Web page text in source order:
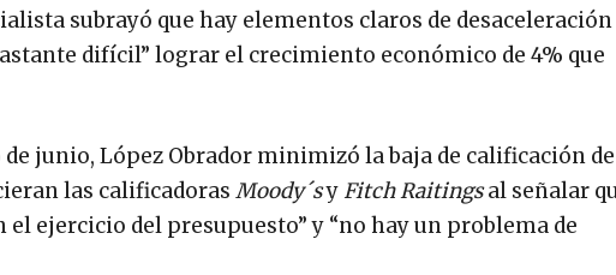
subrayó que hay elementos claros de desaceleración
difícil” lograr el crecimiento económico de 4% que
junio, López Obrador minimizó la baja de calificación
las calificadoras Moody´syFitch Raitingsal señalar
ejercicio del presupuesto” y “no hay un problema de